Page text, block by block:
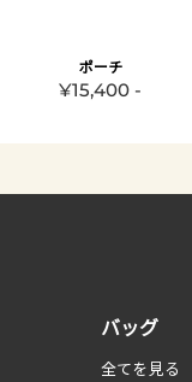
ポーチ
¥15,400 -
バッグ
全てを見る